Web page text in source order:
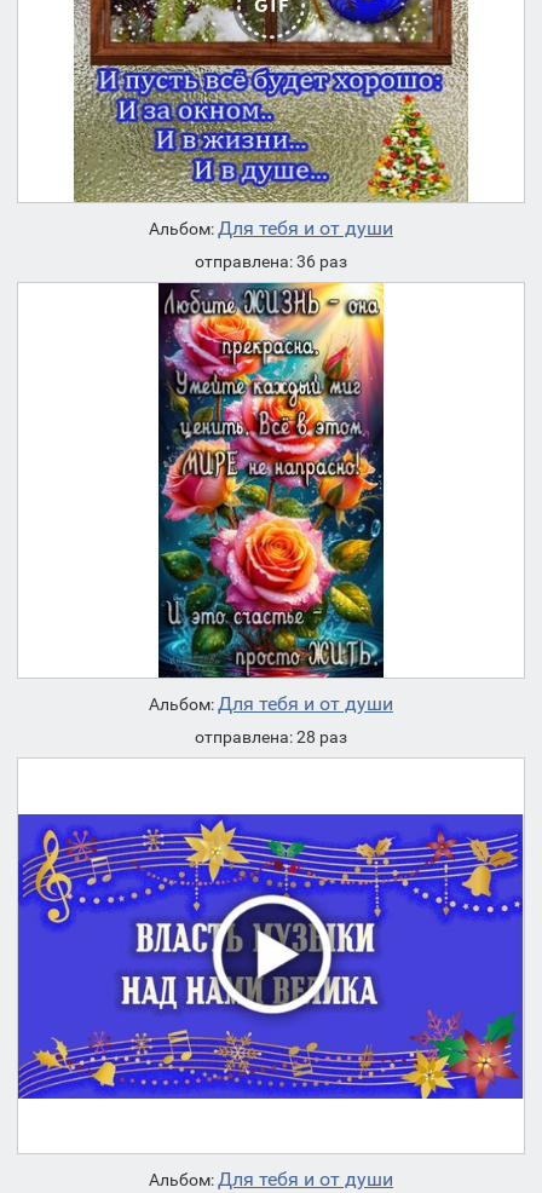
Альбом:Для тебя и от души
отправлена: 36 раз
Альбом:Для тебя и от души
отправлена: 28 раз
Альбом:Для тебя и от души